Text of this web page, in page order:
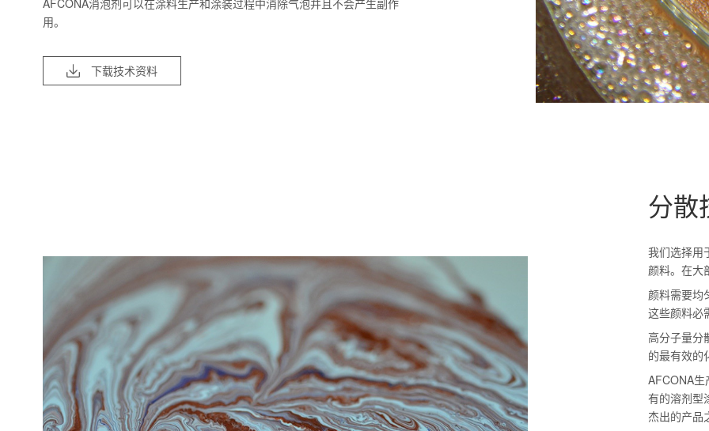
AFCONA消泡剂可以在涂料生产和涂装过程中消除气泡并且不会产生副作
用。
下载技术资料
分散
我们选择用
颜料。在大
颜料需要均
这些颜料必
高分子量分
的最有效的
AFCONA
有的溶剂型
杰出的产品